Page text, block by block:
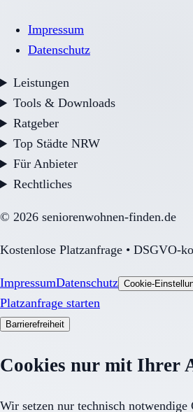
Impressum
Datenschutz
Leistungen
Tools & Downloads
Ratgeber
Top Städte NRW
Für Anbieter
Rechtliches
© 2026 seniorenwohnen-finden.de
Kostenlose Platzanfrage • DSGVO-
ImpressumDatenschutz Cookie-
Platzanfrage starten
Barrierefreiheit
Cookies nur mit Ihrer
Wir setzen nur technisch notwendige